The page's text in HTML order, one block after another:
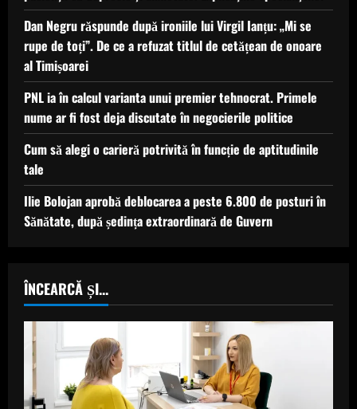
Dan Negru răspunde după ironiile lui Virgil Ianțu: „Mi se
rupe de toți”. De ce a refuzat titlul de cetățean de onoare
al Timișoarei
PNL ia în calcul varianta unui premier tehnocrat. Primele
nume ar fi fost deja discutate în negocierile politice
Cum să alegi o carieră potrivită în funcție de aptitudinile
tale
Ilie Bolojan aprobă deblocarea a peste 6.800 de posturi în
Sănătate, după ședința extraordinară de Guvern
ÎNCEARCĂ ȘI...